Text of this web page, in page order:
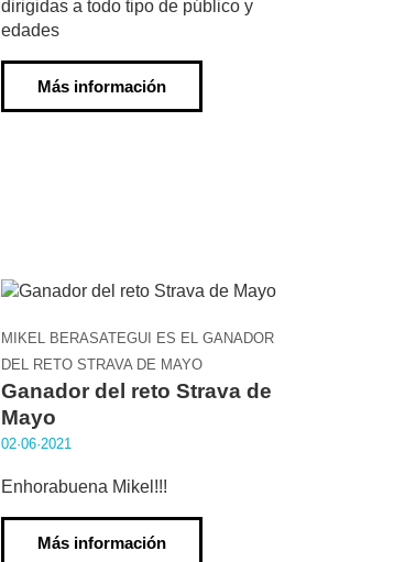
dirigidas a todo tipo de público y
edades
Más información
MIKEL BERASATEGUI ES EL GANADOR
DEL RETO STRAVA DE MAYO
Ganador del reto Strava de
Mayo
02·06·2021
Enhorabuena Mikel!!!
Más información